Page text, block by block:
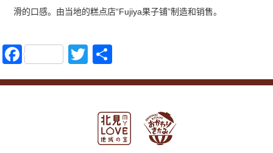
滑的口感。由当地的糕点店“Fujiya果子铺”制造和销售。
FacebookTwitter
有